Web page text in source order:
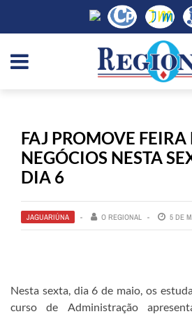
FAJ PROMOVE FEIRA
NEGÓCIOS NESTA
DIA 6
JAGUARIÚNA O REGIONAL 5 DE
Nesta sexta, dia 6 de maio, os
curso de Administração